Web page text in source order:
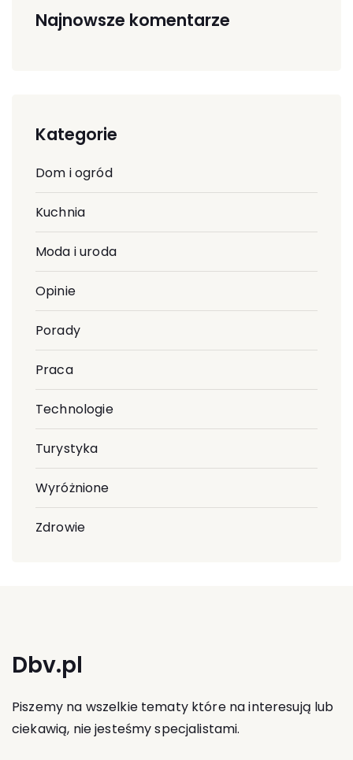
Najnowsze komentarze
Kategorie
Dom i ogród
Kuchnia
Moda i uroda
Opinie
Porady
Praca
Technologie
Turystyka
Wyróżnione
Zdrowie
Dbv.pl
Piszemy na wszelkie tematy które na interesują lub
ciekawią, nie jesteśmy specjalistami.